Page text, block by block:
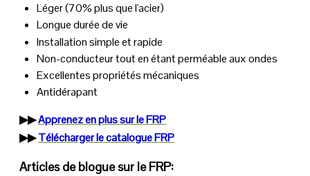
Léger (70% plus que l'acier)
Longue durée de vie
Installation simple et rapide
Non-conducteur tout en étant perméable aux ondes
Excellentes propriétés mécaniques
Antidérapant
▶▶Apprenez en plus sur le FRP
▶▶Télécharger le catalogue FRP
Articles de blogue sur le FRP: